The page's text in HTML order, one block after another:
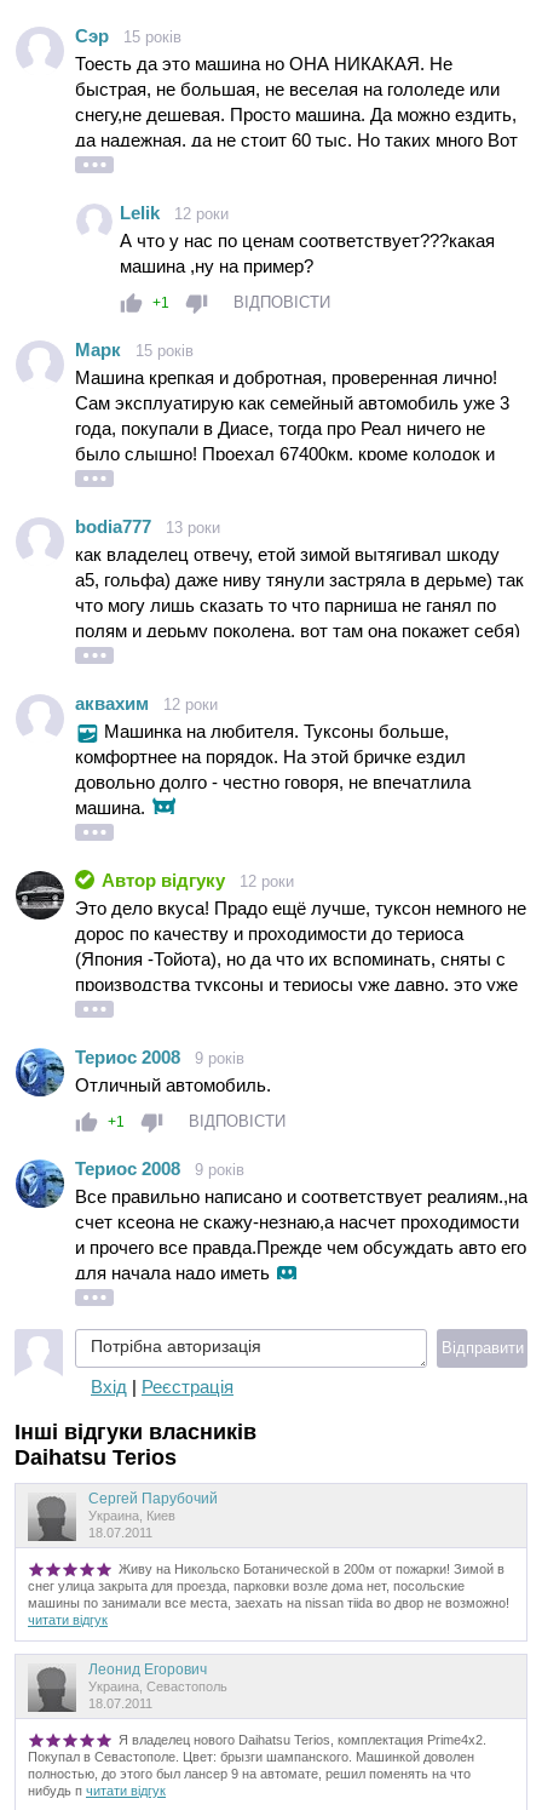
ТОЛЬКО КОЛЕЯ ОТ 66 ГАЗОНА.
Сэр 15 років
Тоесть да это машина но ОНА НИКАКАЯ. Не
быстрая, не большая, не веселая на гололеде или
снегу,не дешевая. Просто машина. Да можно ездить,
да надежная, да не стоит 60 тыс. Но таких много Вот
поэтому она НИКАКАЯ и не стоит 25 тысяч. На такой
приятно ездить если заплатил не больше 10 тыс .
Lelik 12 роки
А что у нас по ценам соответствует???какая
машина ,ну на пример?
+1 ВІДПОВІСТИ
Марк 15 років
Машина крепкая и добротная, проверенная лично!
Cам эксплуатирую как семейный автомобиль уже 3
года, покупали в Диасе, тогда про Реал ничего не
было слышно! Проехал 67400км, кроме колодок и
расходников нет проблем, этой зимой заменил
доме в 20км от Киева, позапрошлой зимой в самый
снег раз 6 тягали соседскую АUDI А6 кватро, про
шкоду даже не хочу слушать!
bodia777 13 роки
как владелец отвечу, етой зимой вытягивал шкоду
а5, гольфа) даже ниву тянули застряла в дерьме) так
что могу лишь сказать то что парниша не ганял по
полям и дерьму поколена, вот там она покажет себя)
и сам лично розганял её по бориспольке до 190) так
её никогда не жалел и она меня никогда не
подводила)
аквахим 12 роки
Машинка на любителя. Туксоны больше,
комфортнее на порядок. На этой бричке ездил
довольно долго - честно говоря, не впечатлила
машина.
Автор відгуку 12 роки
Это дело вкуса! Прадо ещё лучше, туксон немного не
дорос по качеству и проходимости до териоса
(Япония -Тойота), но да что их вспоминать, сняты с
производства туксоны и териосы уже давно, это уже
история!
Териос 2008 9 років
Отличный автомобиль.
+1 ВІДПОВІСТИ
Териос 2008 9 років
Все правильно написано и соответствует реалиям.,на
счет ксеона не скажу-незнаю,а насчет проходимости
и прочего все правда.Прежде чем обсуждать авто его
для начала надо иметь
Потрібна авторизація
Вхід | Реєстрація
Відправити
Інші відгуки власників
Daihatsu Terios
Сергей Парубочий
Украина, Киев
18.07.2011
Живу на Никольско Ботанической в 200м от пожарки! Зимой в
снег улица закрыта для проезда, парковки возле дома нет, посольские
машины по занимали все места, заехать на nissan тiida во двор не возможно!
читати відгук
Леонид Егорович
Украина, Севастополь
18.07.2011
Я владелец нового Daihatsu Terios, комплектация Prime4x2.
Покупал в Севастополе. Цвет: брызги шампанского. Машинкой доволен
полностью, до этого был лансер 9 на автомате, решил поменять на что
нибудь п читати відгук